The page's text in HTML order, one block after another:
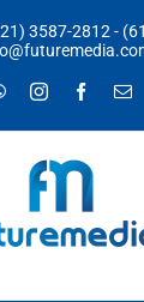
3587-2812-
WhatsAppInstagram E-